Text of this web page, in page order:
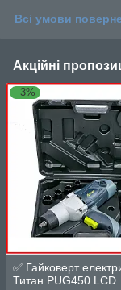
Всі умови
Акційні
–3%
✅ Гайковерт
Титан PUG450 LCD